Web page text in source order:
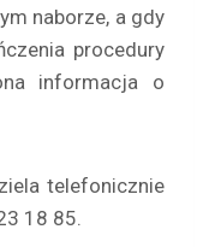
naborze, a gdy
procedury
informacja o
telefonicznie
18 85.